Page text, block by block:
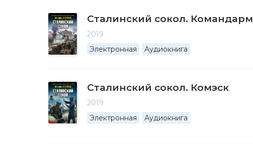
Сталинский сокол. Командарм
2019
Электронная
Аудиокнига
Сталинский сокол. Комэск
2019
Электронная
Аудиокнига